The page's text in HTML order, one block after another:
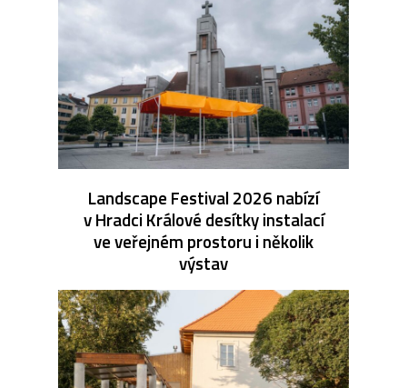
Landscape Festival 2026 nabízí
v Hradci Králové desítky instalací
ve veřejném prostoru i několik
výstav